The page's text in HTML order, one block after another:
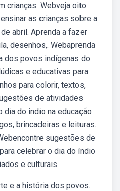
crianças. Webveja oito
as crianças sobre a
abril. Aprenda a fazer
desenhos,. Webaprenda
dos povos indígenas do
e educativas para
para colorir, textos,
de atividades
dia do índio na educação
brincadeiras e leituras.
sugestões de
celebrar o dia do índio
e culturais.
e a história dos povos.